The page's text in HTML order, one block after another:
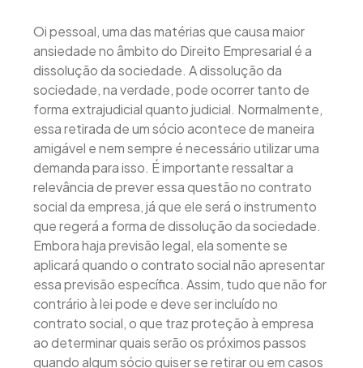
Oi pessoal, uma das matérias que causa maior
ansiedade no âmbito do Direito Empresarial é a
dissolução da sociedade. A dissolução da
sociedade, na verdade, pode ocorrer tanto de
forma extrajudicial quanto judicial. Normalmente,
essa retirada de um sócio acontece de maneira
amigável e nem sempre é necessário utilizar uma
demanda para isso. É importante ressaltar a
relevância de prever essa questão no contrato
social da empresa, já que ele será o instrumento
que regerá a forma de dissolução da sociedade.
Embora haja previsão legal, ela somente se
aplicará quando o contrato social não apresentar
essa previsão específica. Assim, tudo que não for
contrário à lei pode e deve ser incluído no
contrato social, o que traz proteção à empresa
ao determinar quais serão os próximos passos
quando algum sócio quiser se retirar ou em casos